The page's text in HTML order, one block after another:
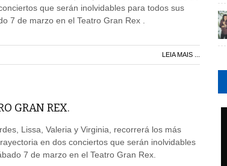
que serán inolvidables para todos sus
7 de marzo en el Teatro Gran Rex .
LEIA MAIS ...
GRAN REX.
Lissa, Valeria y Virginia, recorrerá los más
en dos conciertos que serán inolvidables
7 de marzo en el Teatro Gran Rex.